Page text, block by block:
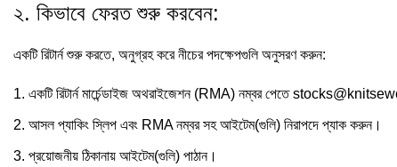
২. কিভাবে ফেরত শুরু করবেন:
একটি রিটার্ন শুরু করতে, অনুগ্রহ করে নীচের পদক্ষেপগুলি অনুসরণ করুন:
একটি রিটার্ন মার্চেন্ডাইজ অথরাইজেশন (RMA) নম্বর পেতে
আসল প্যাকিং স্লিপ এবং RMA নম্বর সহ আইটেম(গুলি) নিরাপদে প্যাক করুন।
প্রয়োজনীয় ঠিকানায় আইটেম(গুলি) পাঠান।